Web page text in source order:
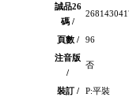
誠品26
碼 /
頁數 /
96
注音版
/
否
裝訂 /
P:平裝